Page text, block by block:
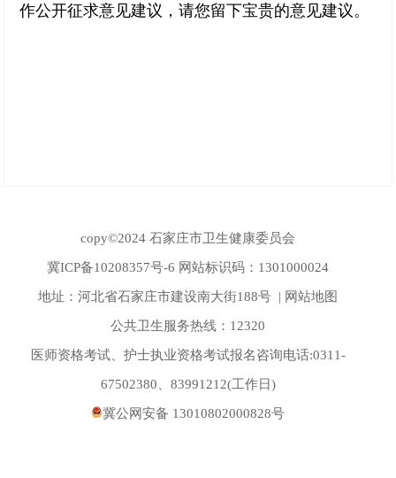
作公开征求意见建议，请您留下宝贵的意见建议。
copy©2024 石家庄市卫生健康委员会
冀ICP备10208357号-6 网站标识码：1301000024
地址：河北省石家庄市建设南大街188号 | 网站地图
公共卫生服务热线：12320
医师资格考试、护士执业资格考试报名咨询电话:0311-
67502380、83991212(工作日)
冀公网安备 13010802000828号